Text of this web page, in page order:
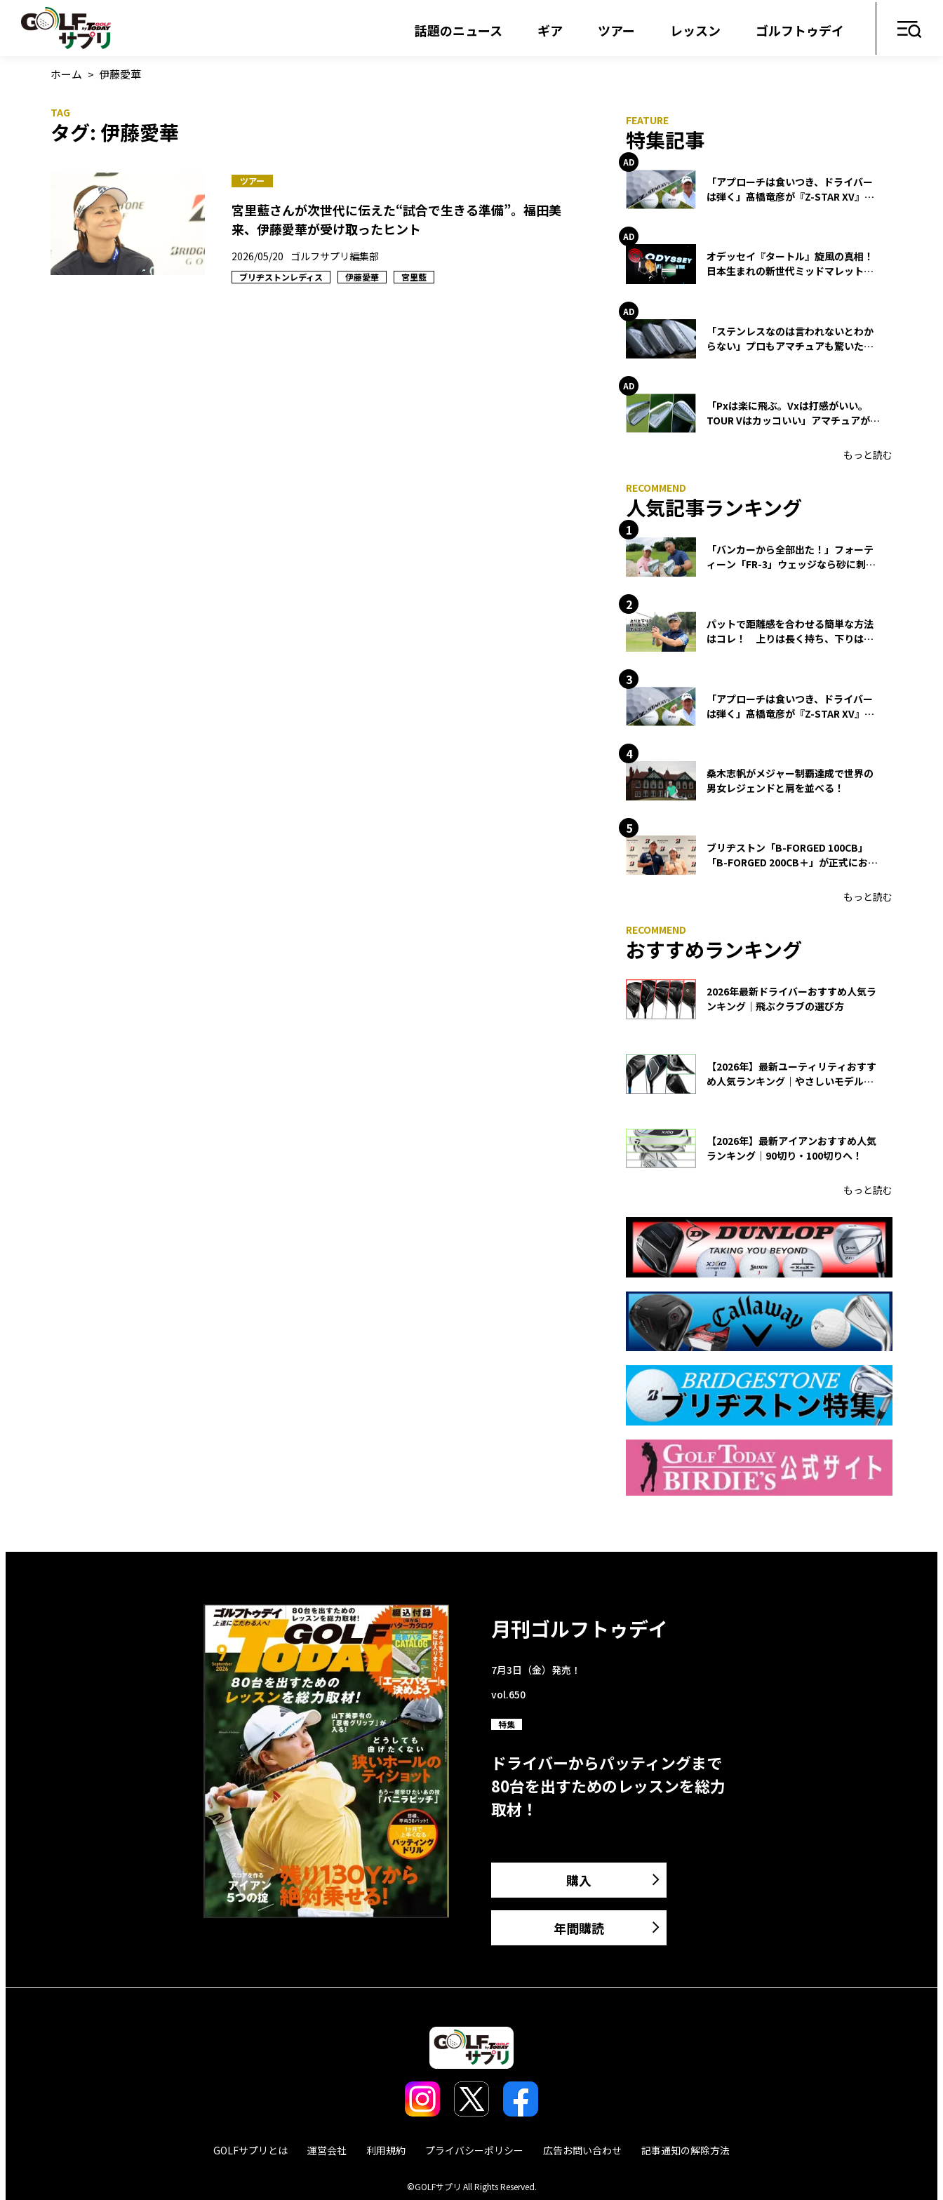
話題のニュース ギア ツアー レッスン ゴルフトゥデイ
ホーム > 伊藤愛華
タグ: 伊藤愛華
ツアー
宮里藍さんが次世代に伝えた“試合で生きる準備”。福田美
来、伊藤愛華が受け取ったヒント
2026/05/20 ゴルフサプリ編集部
ブリヂストンレディス 伊藤愛華 宮里藍
特集記事
「アプローチは食いつき、ドライバー
は弾く」髙橋竜彦が『Z-STAR XV』を
オデッセイ『タートル』旋風の真相！
日本生まれの新世代ミッドマレットが
「ステンレスなのは言われないとわか
らない」プロもアマチュアも驚いた
「Pxは楽に飛ぶ。Vxは打感がいい。
TOUR Vはカッコいい」アマチュアが選
もっと読む
人気記事ランキング
「バンカーから全部出た！」フォーテ
ィーン「FR-3」ウェッジなら砂に刺さ
パットで距離感を合わせる簡単な方法
はコレ！ 上りは長く持ち、下りは短
「アプローチは食いつき、ドライバー
は弾く」髙橋竜彦が『Z-STAR XV』を
桑木志帆がメジャー制覇達成で世界の
男女レジェンドと肩を並べる！
ブリヂストン「B-FORGED 100CB」
「B-FORGED 200CB＋」が正式にお披
もっと読む
おすすめランキング
2026年最新ドライバーおすすめ人気ラ
ンキング｜飛ぶクラブの選び方
【2026年】最新ユーティリティおすす
め人気ランキング｜やさしいモデルの
【2026年】最新アイアンおすすめ人気
ランキング｜90切り・100切りへ！
もっと読む
月刊ゴルフトゥデイ
7月3日（金）発売！
vol.650
特集
ドライバーからパッティングまで
80台を出すためのレッスンを総力
取材！
購入
年間購読
GOLFサプリとは 運営会社 利用規約 プライバシーポリシー 広告お問い合わせ 記事通知の解除方法
©GOLFサプリ All Rights Reserved.